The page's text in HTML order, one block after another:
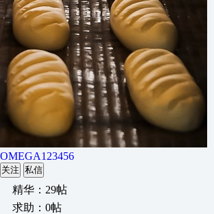
OMEGA123456
关注 私信
精华：29帖
求助：0帖